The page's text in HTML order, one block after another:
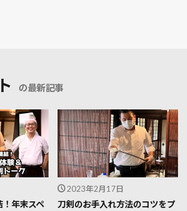
の最新記事
！年末スペ
2023年2月17日
刀剣のお手入れ方法のコツをプ